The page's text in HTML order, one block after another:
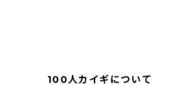
100人カイギについて